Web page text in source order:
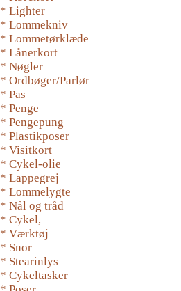
* Lighter
* Lommekniv
* Lommetørklæde
* Lånerkort
* Nøgler
* Ordbøger/Parlør
* Pas
* Penge
* Pengepung
* Plastikposer
* Visitkort
* Cykel-olie
* Lappegrej
* Lommelygte
* Nål og tråd
* Cykel,
* Værktøj
* Snor
* Stearinlys
* Cykeltasker